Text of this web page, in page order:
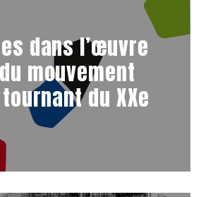
dans l’œuvre
mouvement
du XXe